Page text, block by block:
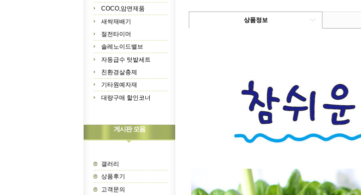
COCO,암면제품
새싹재배기
절전타이머
솔레노이드밸브
자동급수 텃밭세트
친환경살충제
기타원예자재
대량구매 할인코너
게시판 모음
갤러리
상품후기
고객문의
상품정보